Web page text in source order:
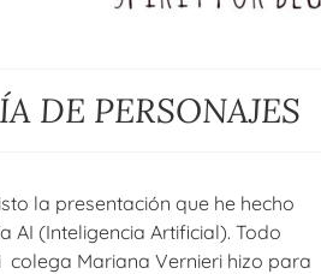
DE PERSONAJES
la presentación que he hecho
AI (Inteligencia Artificial). Todo
Mariana Vernieri hizo para